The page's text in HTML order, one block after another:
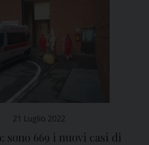
21 Luglio 2022
sono 669 i nuovi casi di